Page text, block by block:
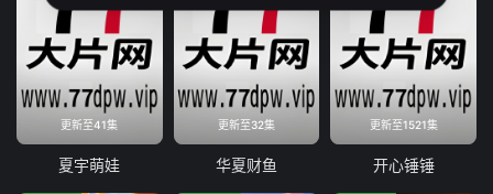
更新至41集
夏宇萌娃
更新至32集
华夏财鱼
更新至1521集
开心锤锤